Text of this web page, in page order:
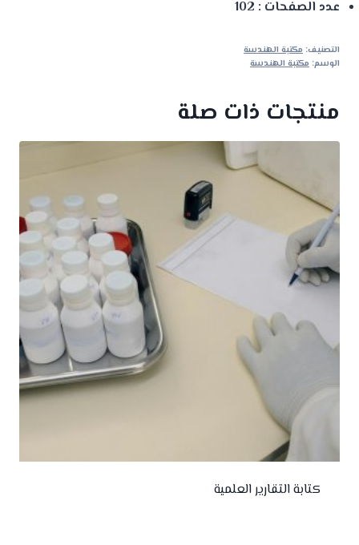
عدد الصفحات : 102
التصنيف: مكتبة الهندسة
الوسم: مكتبة الهندسة
منتجات ذات صلة
كتابة التقارير العلمية